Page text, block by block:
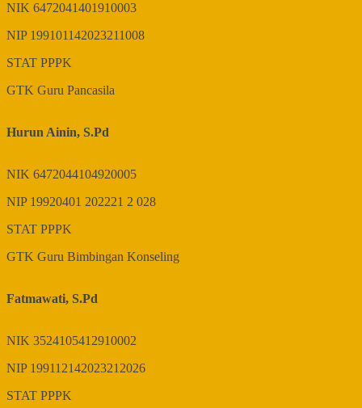
NIK 6472041401910003
NIP 199101142023211008
STAT PPPK
GTK Guru Pancasila
Hurun Ainin, S.Pd
NIK 6472044104920005
NIP 19920401 202221 2 028
STAT PPPK
GTK Guru Bimbingan Konseling
Fatmawati, S.Pd
NIK 3524105412910002
NIP 199112142023212026
STAT PPPK